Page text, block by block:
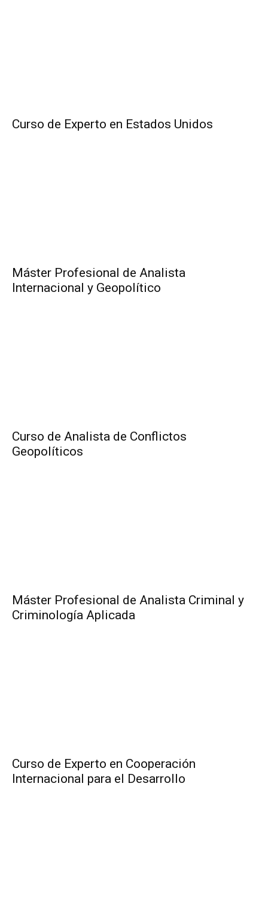
Curso de Experto en Estados Unidos
Máster Profesional de Analista
Internacional y Geopolítico
Curso de Analista de Conflictos
Geopolíticos
Máster Profesional de Analista Criminal y
Criminología Aplicada
Curso de Experto en Cooperación
Internacional para el Desarrollo